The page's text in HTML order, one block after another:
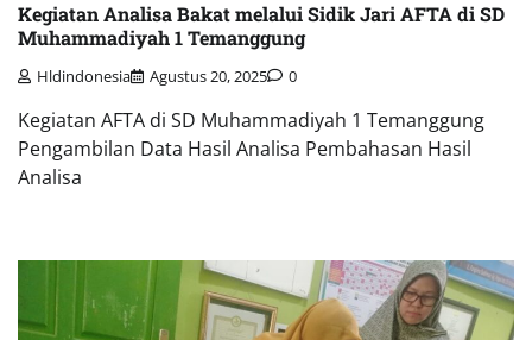
Kegiatan Analisa Bakat melalui Sidik Jari AFTA di SD
Muhammadiyah 1 Temanggung
Hldindonesia Agustus 20, 2025 0
Kegiatan AFTA di SD Muhammadiyah 1 Temanggung
Pengambilan Data Hasil Analisa Pembahasan Hasil
Analisa